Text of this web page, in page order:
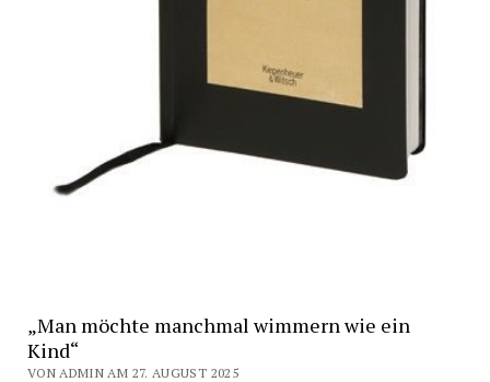
„Man möchte manchmal wimmern wie ein
Kind“
VON ADMIN AM 27. AUGUST 2025